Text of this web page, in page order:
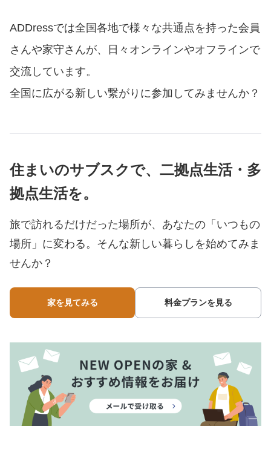
ADDressでは全国各地で様々な共通点を持った会員
さんや家守さんが、日々オンラインやオフラインで
交流しています。
全国に広がる新しい繋がりに参加してみませんか？
住まいのサブスクで、二拠点生活・多
拠点生活を。
旅で訪れるだけだった場所が、あなたの「いつもの
場所」に変わる。 そんな新しい暮らしを始めてみま
せんか？
家を見てみる 料金プランを見る